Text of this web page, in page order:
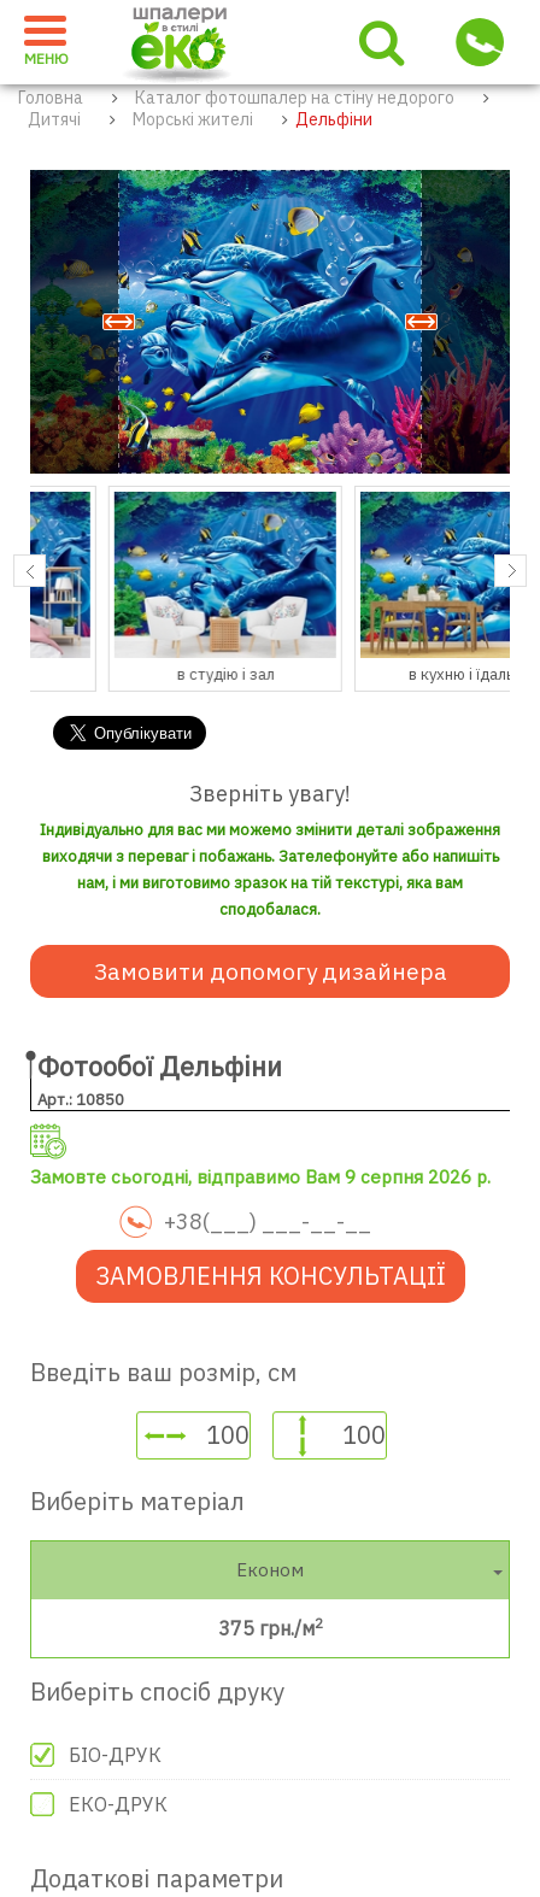
МЕНЮ
Головна
Каталог фотошпалер на стіну недорого
Дитячі
Морські жителі Дельфіни
в студію і зал в кухню і їдальню
Зверніть увагу!
Індивідуально для вас ми можемо змінити деталі зображення
виходячи з переваг і побажань. Зателефонуйте або напишіть
нам, і ми виготовимо зразок на тій текстурі, яка вам
сподобалася.
Замовити допомогу дизайнера
Фотообої Дельфіни
Арт.: 10850
Замовте сьогодні, відправимо Вам 9 серпня 2026 р.
ЗАМОВЛЕННЯ КОНСУЛЬТАЦІЇ
Введіть ваш розмір, см
Виберіть матеріал
Економ
375 грн./м2
Виберіть спосіб друку
БІО-ДРУК
ЕКО-ДРУК
Додаткові параметри